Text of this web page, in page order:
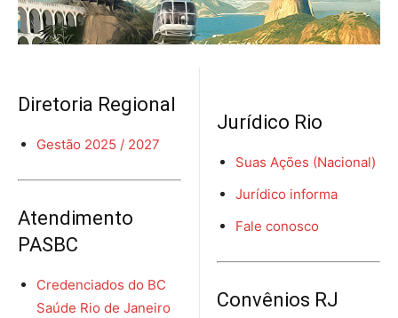
Diretoria Regional
Gestão 2025 / 2027
Atendimento
PASBC
Credenciados do BC
Saúde Rio de Janeiro
Jurídico Rio
Suas Ações (Nacional)
Jurídico informa
Fale conosco
Convênios RJ